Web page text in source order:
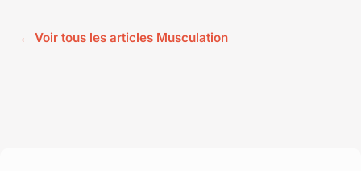
← Voir tous les articles Musculation